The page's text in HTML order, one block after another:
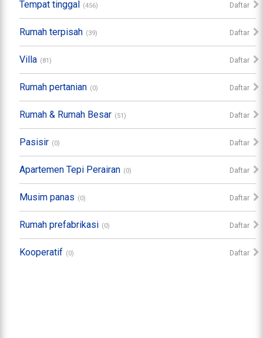
Tempat tinggal (456) Daftar
Rumah terpisah (39) Daftar
Villa (81) Daftar
Rumah pertanian (0) Daftar
Rumah & Rumah Besar (51) Daftar
Pasisir (0) Daftar
Apartemen Tepi Perairan (0) Daftar
Musim panas (0) Daftar
Rumah prefabrikasi (0) Daftar
Kooperatif (0) Daftar